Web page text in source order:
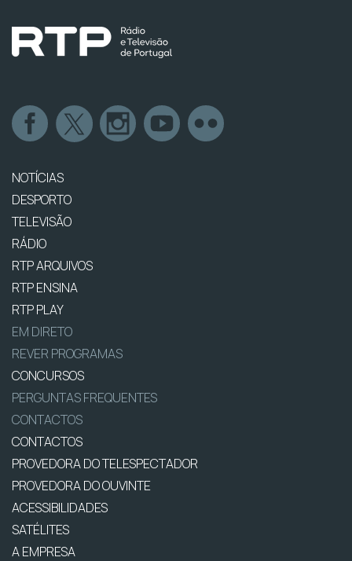
NOTÍCIAS
DESPORTO
TELEVISÃO
RÁDIO
RTP ARQUIVOS
RTP ENSINA
RTP PLAY
EM DIRETO
REVER PROGRAMAS
CONCURSOS
PERGUNTAS FREQUENTES
CONTACTOS
CONTACTOS
PROVEDORA DO TELESPECTADOR
PROVEDORA DO OUVINTE
ACESSIBILIDADES
SATÉLITES
A EMPRESA